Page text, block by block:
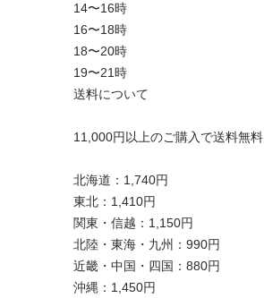
14〜16時
16〜18時
18〜20時
19〜21時
送料について
11,000円以上のご購入で送料無料
北海道：1,740円
東北：1,410円
関東・信越：1,150円
北陸・東海・九州：990円
近畿・中国・四国：880円
沖縄：1,450円